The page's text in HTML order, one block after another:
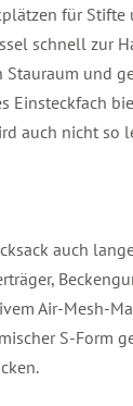
für Stifte
schnell zur
Stauraum und
Einsteckfach
auch nicht so
auch
Air-Mesh-
S-Form